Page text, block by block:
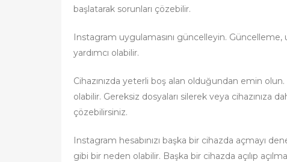
başlatarak sorunları çözebilir.
Instagram uygulamasını güncelleyin.
yardımcı olabilir.
Cihazınızda yeterli boş alan olduğundan emin olun.
olabilir. Gereksiz dosyaları silerek veya cihazınıza
çözebilirsiniz.
Instagram hesabınızı başka bir cihazda açmayı
gibi bir neden olabilir. Başka bir cihazda açılıp